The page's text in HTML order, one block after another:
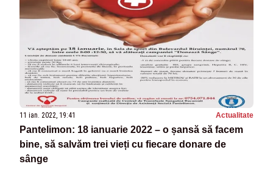
11 ian. 2022, 19:41 Actualitate
Pantelimon: 18 ianuarie 2022 – o șansă să facem
bine, să salvăm trei vieți cu fiecare donare de
sânge